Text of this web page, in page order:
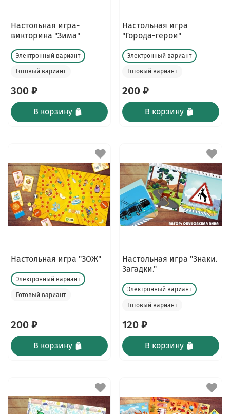
Настольная игра-
викторина "Зима"
Электронный вариант
Готовый вариант
300 ₽
В корзину
Настольная игра
"Города-герои"
Электронный вариант
Готовый вариант
200 ₽
В корзину
Настольная игра "ЗОЖ"
Электронный вариант
Готовый вариант
200 ₽
В корзину
Настольная игра "Знаки.
Загадки."
Электронный вариант
Готовый вариант
120 ₽
В корзину